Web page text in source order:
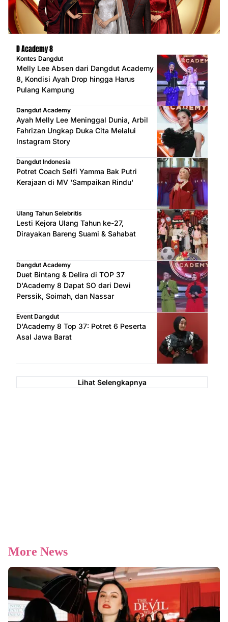
D Academy 8
Kontes Dangdut
Melly Lee Absen dari Dangdut Academy
8, Kondisi Ayah Drop hingga Harus
Pulang Kampung
Dangdut Academy
Ayah Melly Lee Meninggal Dunia, Arbil
Fahrizan Ungkap Duka Cita Melalui
Instagram Story
Dangdut Indonesia
Potret Coach Selfi Yamma Bak Putri
Kerajaan di MV 'Sampaikan Rindu'
Ulang Tahun Selebritis
Lesti Kejora Ulang Tahun ke-27,
Dirayakan Bareng Suami & Sahabat
Dangdut Academy
Duet Bintang & Delira di TOP 37
D'Academy 8 Dapat SO dari Dewi
Perssik, Soimah, dan Nassar
Event Dangdut
D'Academy 8 Top 37: Potret 6 Peserta
Asal Jawa Barat
Lihat Selengkapnya
More News